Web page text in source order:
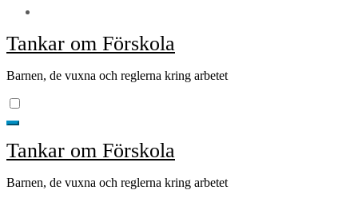
Tankar om Förskola
Barnen, de vuxna och reglerna kring arbetet
Tankar om Förskola
Barnen, de vuxna och reglerna kring arbetet